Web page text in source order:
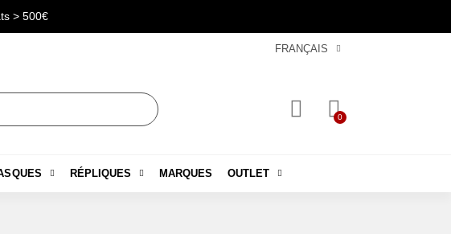
> 500€
FRANÇAIS
RÉPLIQUES MARQUES OUTLET